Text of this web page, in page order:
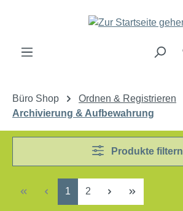
Zum Hauptinhalt springen
Büro Shop
Ordnen & Registrieren
Archivierung & Aufbewahrung
Produkte filtern
Seite
1 Seite
2